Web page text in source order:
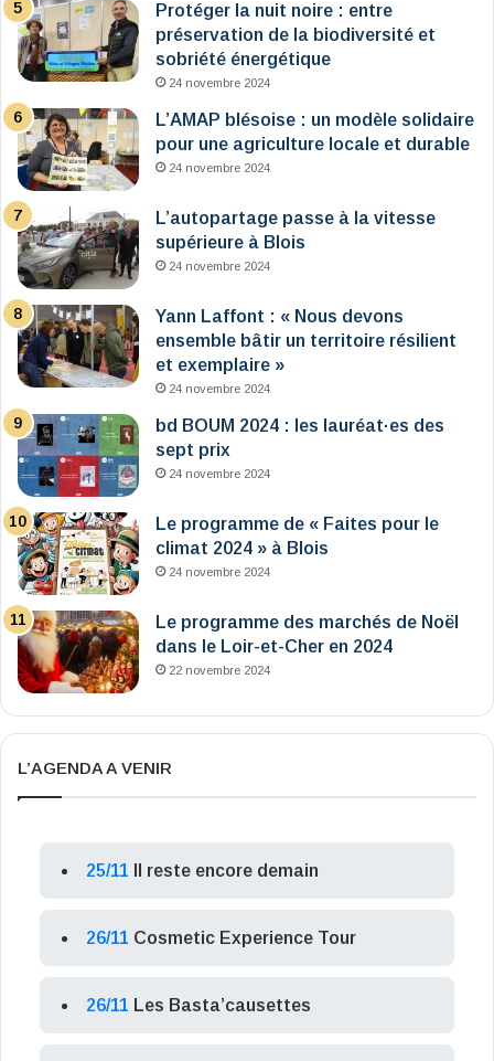
Protéger la nuit noire : entre
préservation de la biodiversité et
sobriété énergétique
24 novembre 2024
L’AMAP blésoise : un modèle solidaire
pour une agriculture locale et durable
24 novembre 2024
L’autopartage passe à la vitesse
supérieure à Blois
24 novembre 2024
Yann Laffont : « Nous devons
ensemble bâtir un territoire résilient
et exemplaire »
24 novembre 2024
bd BOUM 2024 : les lauréat·es des
sept prix
24 novembre 2024
Le programme de « Faites pour le
climat 2024 » à Blois
24 novembre 2024
Le programme des marchés de Noël
dans le Loir-et-Cher en 2024
22 novembre 2024
L’AGENDA A VENIR
25/11 Il reste encore demain
26/11 Cosmetic Experience Tour
26/11 Les Basta’causettes